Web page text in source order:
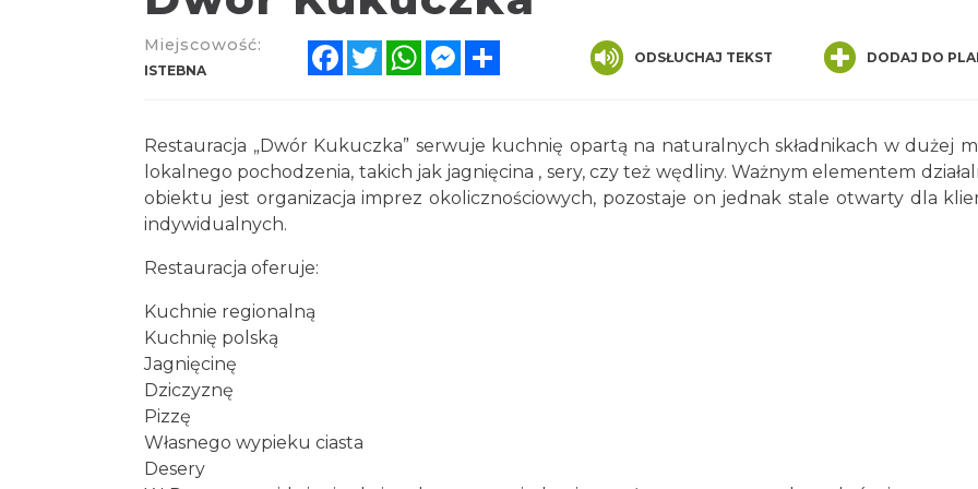
Miejscowość:
ISTEBNA
FacebookTwitterWhatsAppMessenger ODSŁUCHAJ TEKST DODAJ DO
Restauracja „Dwór Kukuczka” serwuje kuchnię opartą na naturalnych składnikach w dużej
lokalnego pochodzenia, takich jak jagnięcina , sery, czy też wędliny. Ważnym elementem
obiektu jest organizacja imprez okolicznościowych, pozostaje on jednak stale otwarty dla
indywidualnych.
Restauracja oferuje:
Kuchnie regionalną
Kuchnię polską
Jagnięcinę
Dziczyznę
Pizzę
Własnego wypieku ciasta
Desery